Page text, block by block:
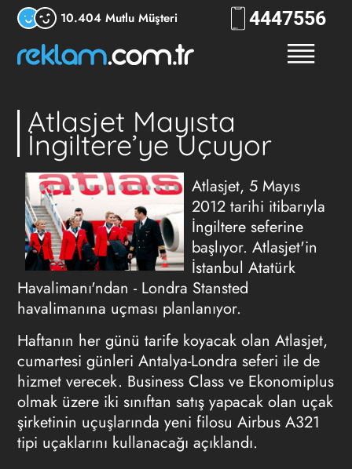
10.404 Mutlu Müşteri 4447556
Atlasjet Mayısta
İngiltere’ye Uçuyor
Atlasjet, 5 Mayıs
2012 tarihi itibarıyla
İngiltere seferine
başlıyor. Atlasjet'in
İstanbul Atatürk
Havalimanı'ndan - Londra Stansted
havalimanına uçması planlanıyor.
Haftanın her günü tarife koyacak olan Atlasjet,
cumartesi günleri Antalya-Londra seferi ile de
hizmet verecek. Business Class ve Ekonomiplus
olmak üzere iki sınıftan satış yapacak olan uçak
şirketinin uçuşlarında yeni filosu Airbus A321
tipi uçaklarını kullanacağı açıklandı.